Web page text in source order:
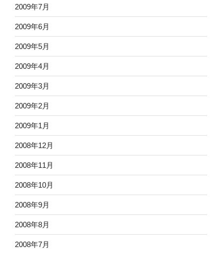
2009年7月
2009年6月
2009年5月
2009年4月
2009年3月
2009年2月
2009年1月
2008年12月
2008年11月
2008年10月
2008年9月
2008年8月
2008年7月